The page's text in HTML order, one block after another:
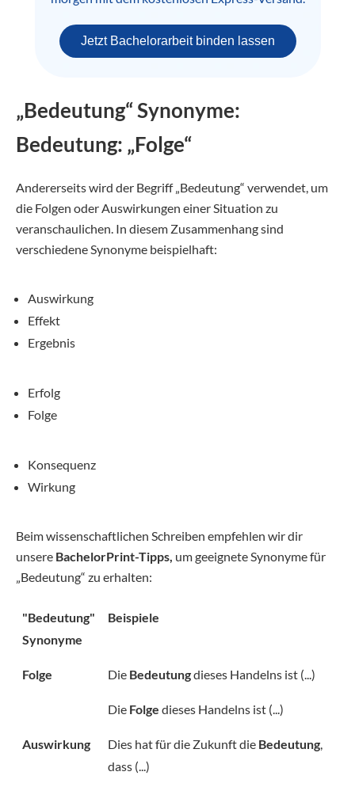
Jetzt Bachelorarbeit binden lassen
„Bedeutung“ Synonyme:
Bedeutung: „Folge“
Andererseits wird der Begriff „Bedeutung“ verwendet, um
die Folgen oder Auswirkungen einer Situation zu
veranschaulichen. In diesem Zusammenhang sind
verschiedene Synonyme beispielhaft:
Auswirkung
Effekt
Ergebnis
Erfolg
Folge
Konsequenz
Wirkung
Beim wissenschaftlichen Schreiben empfehlen wir dir
unsere BachelorPrint-Tipps, um geeignete Synonyme für
„Bedeutung“ zu erhalten:
"Bedeutung"
Synonyme
Beispiele
Folge Die Bedeutungdieses Handelns ist (...)
Die Folge dieses Handelns ist (...)
Auswirkung Dies hat für die Zukunft die Bedeutung,
dass (...)